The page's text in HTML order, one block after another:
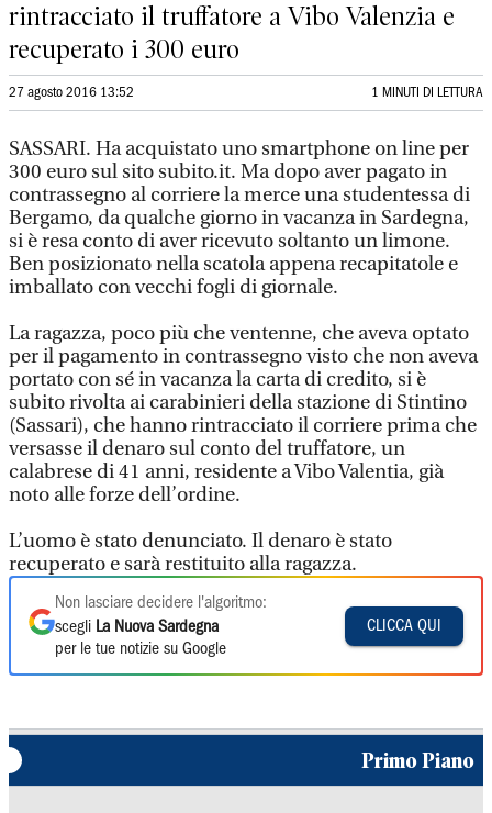
rintracciato il truffatore a Vibo Valenzia e
recuperato i 300 euro
27 agosto 2016 13:52 1 MINUTI DI LETTURA
SASSARI. Ha acquistato uno smartphone on line per
300 euro sul sito subito.it. Ma dopo aver pagato in
contrassegno al corriere la merce una studentessa di
Bergamo, da qualche giorno in vacanza in Sardegna,
si è resa conto di aver ricevuto soltanto un limone.
Ben posizionato nella scatola appena recapitatole e
imballato con vecchi fogli di giornale.
La ragazza, poco più che ventenne, che aveva optato
per il pagamento in contrassegno visto che non aveva
portato con sé in vacanza la carta di credito, si è
subito rivolta ai carabinieri della stazione di Stintino
(Sassari), che hanno rintracciato il corriere prima che
versasse il denaro sul conto del truffatore, un
calabrese di 41 anni, residente a Vibo Valentia, già
noto alle forze dell’ordine.
L’uomo è stato denunciato. Il denaro è stato
recuperato e sarà restituito alla ragazza.
Non lasciare decidere l'algoritmo:
scegli La Nuova Sardegna
per le tue notizie su Google
CLICCA QUI
Primo Piano